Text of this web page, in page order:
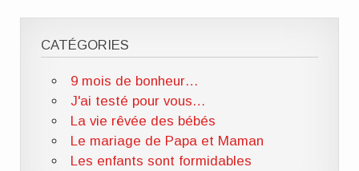
CATÉGORIES
9 mois de bonheur…
J'ai testé pour vous…
La vie rêvée des bébés
Le mariage de Papa et Maman
Les enfants sont formidables